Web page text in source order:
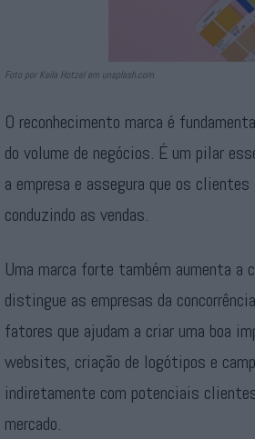
Foto por Keila Hotzel em unsplash.com
O reconhecimento marca é
do volume de negócios. É um pilar
a empresa e assegura que os
conduzindo as vendas.
Uma marca forte também aumenta
distingue as empresas da
fatores que ajudam a criar uma boa
websites, criação de logótipos e
indiretamente com potenciais
mercado.